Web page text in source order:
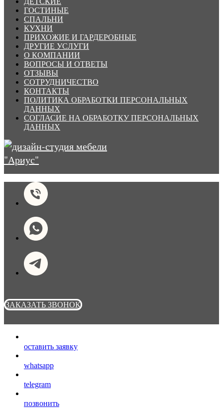
ГОСТИНЫЕ
СПАЛЬНИ
КУХНИ
ПРИХОЖИЕ И ГАРДЕРОБНЫЕ
ДРУГИЕ УСЛУГИ
О КОМПАНИИ
ВОПРОСЫ И ОТВЕТЫ
ОТЗЫВЫ
СОТРУДНИЧЕСТВО
КОНТАКТЫ
ПОЛИТИКА ОБРАБОТКИ ПЕРСОНАЛЬНЫХ
ДАННЫХ
СОГЛАСИЕ НА ОБРАБОТКУ ПЕРСОНАЛЬНЫХ
ДАННЫХ
ЗАКАЗАТЬ ЗВОНОК
оставить заявку
whatsapp
telegram
позвонить